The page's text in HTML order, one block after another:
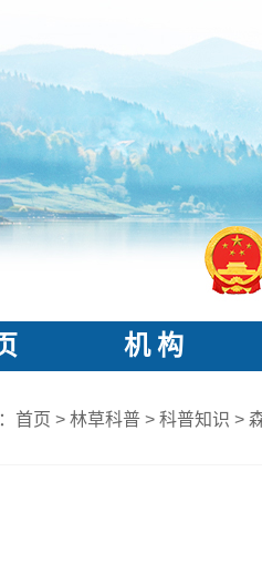
机 构
首页 > 林草科普 > 科普知识 >